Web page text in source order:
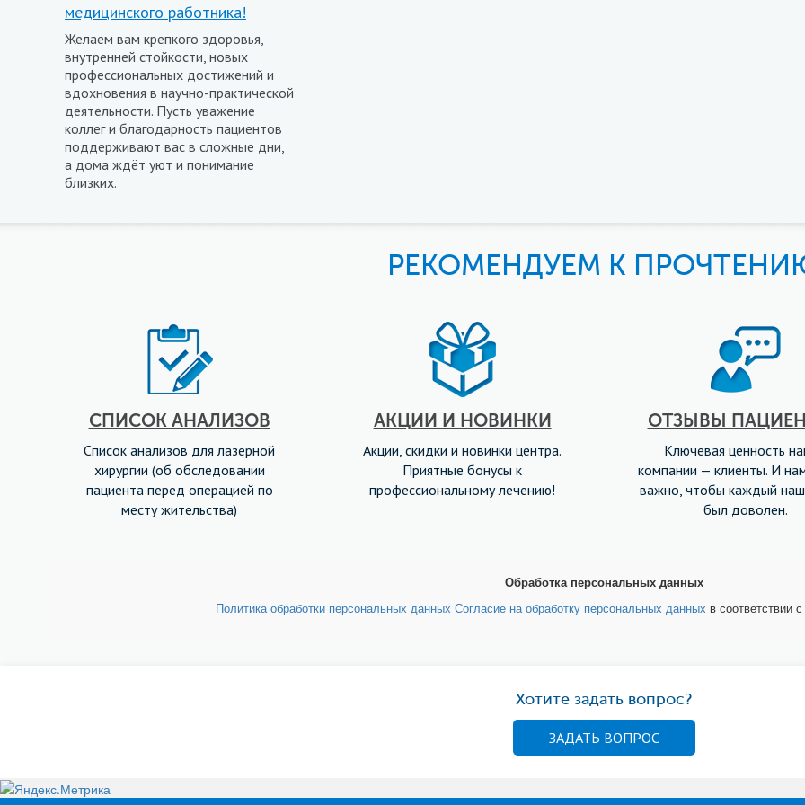
медицинского работника!
Желаем вам крепкого здоровья,
внутренней стойкости, новых
профессиональных достижений и
вдохновения в научно-практической
деятельности. Пусть уважение
коллег и благодарность пациентов
поддерживают вас в сложные дни,
а дома ждёт уют и понимание
близких.
РЕКОМЕНДУЕМ К
СПИСОК АНАЛИЗОВ
Список анализов для лазерной
хирургии (об обследовании
пациента перед операцией по
месту жительства)
АКЦИИ И НОВИНКИ
Акции, скидки и новинки центра.
Приятные бонусы к
профессиональному лечению!
ОТЗЫВЫ
Ключевая ценность
компании — клиенты. И
важно, чтобы каждый наш
был доволен.
Обработка персональных данных
Политика обработки персональных данных Согласие на обработку персональных данных в
Хотите задать вопрос?
ЗАДАТЬ ВОПРОС